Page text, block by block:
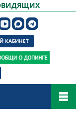
КАБИНЕТ